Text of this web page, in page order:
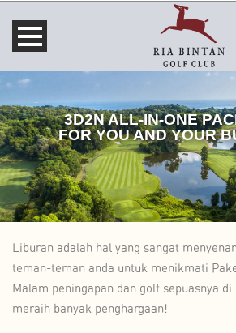
3D2N ALL-IN-ONE
FOR YOU AND YOUR
Liburan adalah hal yang sangat
teman-teman anda untuk menikmati
Malam peningapan dan golf sepuasnya
meraih banyak penghargaan!